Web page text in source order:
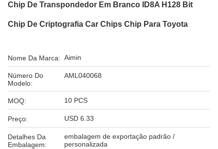
Chip De Transpondedor Em Branco ID8A H128 Bit
Chip De Criptografia Car Chips Chip Para Toyota
Nome Da Marca: Aimin
Número Do
Modelo:
AML040068
MOQ: 10 PCS
Preço: USD 6.33
Detalhes Da
Embalagem:
embalagem de exportação padrão /
personalizada